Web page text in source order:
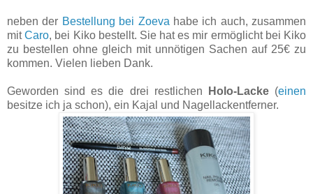
neben der Bestellung bei Zoeva habe ich auch, zusammen
mitCaro, bei Kiko bestellt. Sie hat es mir ermöglicht bei Kiko
zu bestellen ohne gleich mit unnötigen Sachen auf 25€ zu
kommen. Vielen lieben Dank.
Geworden sind es die drei restlichen Holo-Lacke(einen
besitze ich ja schon), ein Kajal und Nagellackentferner.